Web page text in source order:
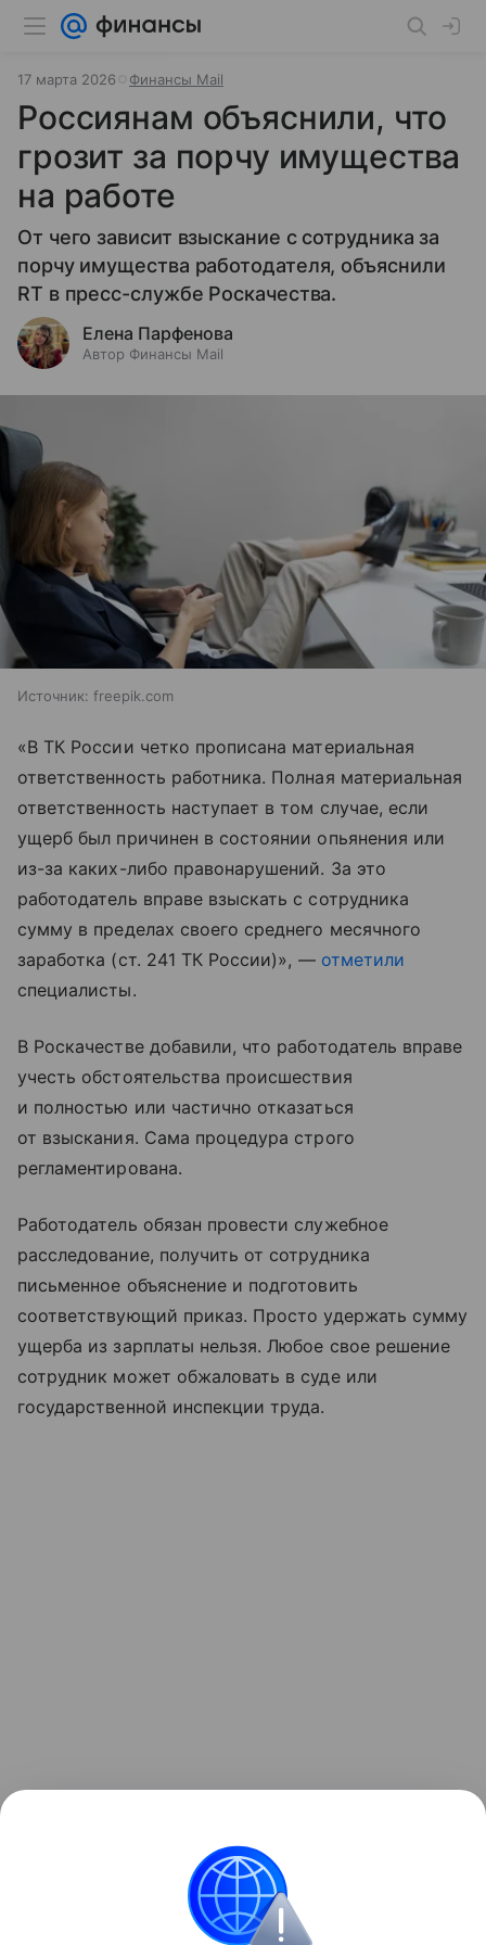
17 марта 2026 Финансы Mail
Россиянам объяснили, что
грозит за порчу имущества
на работе
От чего зависит взыскание с сотрудника за
порчу имущества работодателя, объяснили
RT в пресс-службе Роскачества.
Елена Парфенова
Автор Финансы Mail
Источник: freepik.com
«В ТК России четко прописана материальная
ответственность работника. Полная материальная
ответственность наступает в том случае, если
ущерб был причинен в состоянии опьянения или
из-за каких-либо правонарушений. За это
работодатель вправе взыскать с сотрудника
сумму в пределах своего среднего месячного
заработка (ст. 241 ТК России)», — отметили
специалисты.
В Роскачестве добавили, что работодатель вправе
учесть обстоятельства происшествия
и полностью или частично отказаться
от взыскания. Сама процедура строго
регламентирована.
Работодатель обязан провести служебное
расследование, получить от сотрудника
письменное объяснение и подготовить
соответствующий приказ. Просто удержать сумму
ущерба из зарплаты нельзя. Любое свое решение
сотрудник может обжаловать в суде или
государственной инспекции труда.
«Данная информация носит исключительно
информационный (ознакомительный) характер
и не является индивидуальной инвестиционной